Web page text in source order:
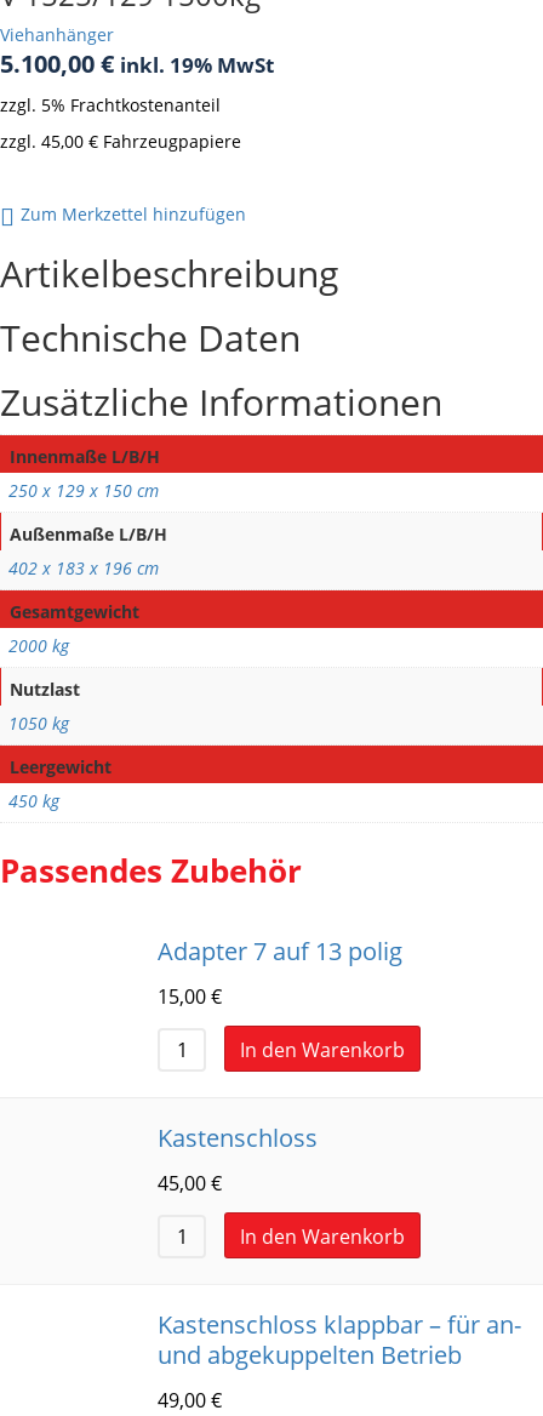
Viehanhänger
5.100,00€ inkl. 19% MwSt
zzgl. 5% Frachtkostenanteil
zzgl. 45,00 € Fahrzeugpapiere
Zum Merkzettel hinzufügen
Artikelbeschreibung
Technische Daten
Zusätzliche Informationen
Innenmaße L/B/H
250 x 129 x 150 cm
Außenmaße L/B/H
402 x 183 x 196 cm
Gesamtgewicht
2000 kg
Nutzlast
1050 kg
Leergewicht
450 kg
Passendes Zubehör
Adapter 7 auf 13 polig
15,00€
In den Warenkorb
Kastenschloss
45,00€
In den Warenkorb
Kastenschloss klappbar – für an-
und abgekuppelten Betrieb
49,00€